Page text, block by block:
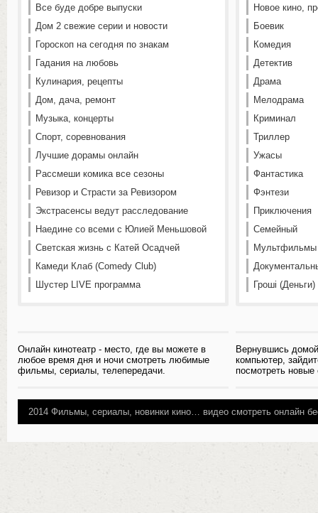
Все буде добре выпуски
Дом 2 свежие серии и новости
Гороскоп на сегодня по знакам
Гадания на любовь
Кулинария, рецепты
Дом, дача, ремонт
Музыка, концерты
Спорт, соревнования
Лучшие дорамы онлайн
Рассмеши комика все сезоны
Ревизор и Страсти за Ревизором
Экстрасенсы ведут расследование
Наедине со всеми с Юлией Меньшовой
Светская жизнь с Катей Осадчей
Камеди Клаб (Comedy Club)
Шустер LIVE программа
Онлайн кинотеатр - место, где вы можете в
любое время дня и ночи смотреть любимые
фильмы, сериалы, телепередачи.
Новое кино,
Боевик
Комедия
Детектив
Драма
Мелодрама
Криминал
Триллер
Ужасы
Фантастика
Фэнтези
Приключения
Семейный
Мультфильмы
Гроші
Вернувшись
компьютер,
посмотреть
2014 Фильмы, сериалы, новинки кино… видео смотреть онлайн